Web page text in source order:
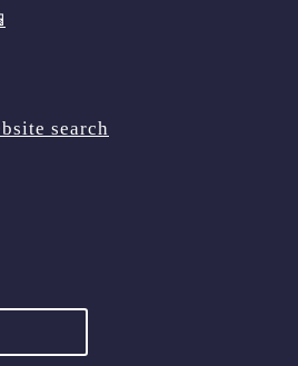
search